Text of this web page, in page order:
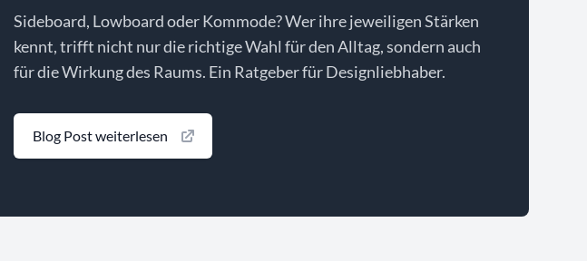
Sideboard, Lowboard oder Kommode? Wer ihre jeweiligen Stärken
kennt, trifft nicht nur die richtige Wahl für den Alltag, sondern auch
für die Wirkung des Raums. Ein Ratgeber für Designliebhaber.
Blog Post weiterlesen